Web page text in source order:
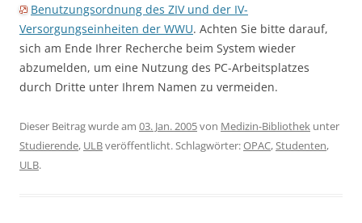
Benutzungsordnung des ZIV und der IV-
Versorgungseinheiten der WWU. Achten Sie bitte darauf,
sich am Ende Ihrer Recherche beim System wieder
abzumelden, um eine Nutzung des PC-Arbeitsplatzes
durch Dritte unter Ihrem Namen zu vermeiden.
Dieser Beitrag wurde am 03. Jan. 2005von Medizin-Bibliothek unter
Studierende, ULBveröffentlicht. Schlagwörter:OPAC,Studenten,
ULB.